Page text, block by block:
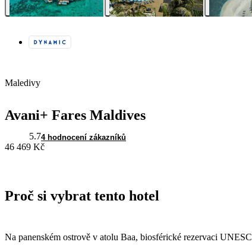
Maledivy
Avani+ Fares Maldives
5.74 hodnocení zákazníků
46 469 Kč
Proč si vybrat tento hotel
Na panenském ostrově v atolu Baa, biosférické rezervaci